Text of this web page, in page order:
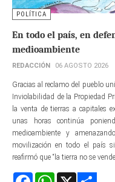
POLÍTICA
En todo el país, en
medioambiente
REDACCIÓN 06 AGOSTO 2026
Gracias al reclamo del pueblo
Inviolabilidad de la Propiedad
la venta de tierras a capitales
unas horas continúa
medioambiente y
movilización en todo el país
reafirmó que “la tierra no se
FacebookWhatsApp